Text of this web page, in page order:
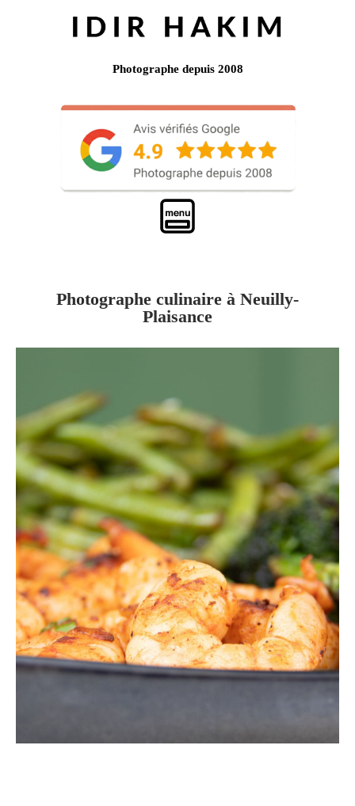
Photographe depuis 2008
Photographe culinaire à Neuilly-
Plaisance